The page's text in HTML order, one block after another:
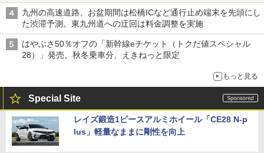
九州の高速道路、お盆期間は松橋ICなど通行止め端末を先頭にし
た渋滞予測。東九州道への迂回は料金調整を実施
はやぶさ50％オフの「新幹線eチケット（トクだ値スペシャル
28）」発売。秋冬乗車分、えきねっと限定
もっと見る
Special Site
レイズ鍛造1ピースアルミホイール「CE28 N-p
lus」軽量なままに剛性を向上